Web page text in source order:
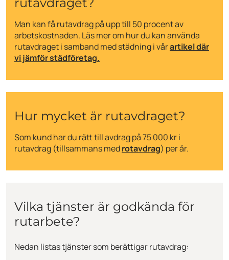
Man kan få rutavdrag på upp till 50 procent av
arbetskostnaden. Läs mer om hur du kan använda
rutavdraget i samband med städning i vårartikel där
vi jämför städföretag.
Hur mycket är rutavdraget?
Som kund har du rätt till avdrag på 75 000 kr i
rutavdrag (tillsammans medrotavdrag) per år.
Vilka tjänster är godkända för
rutarbete?
Nedan listas tjänster som berättigar rutavdrag: